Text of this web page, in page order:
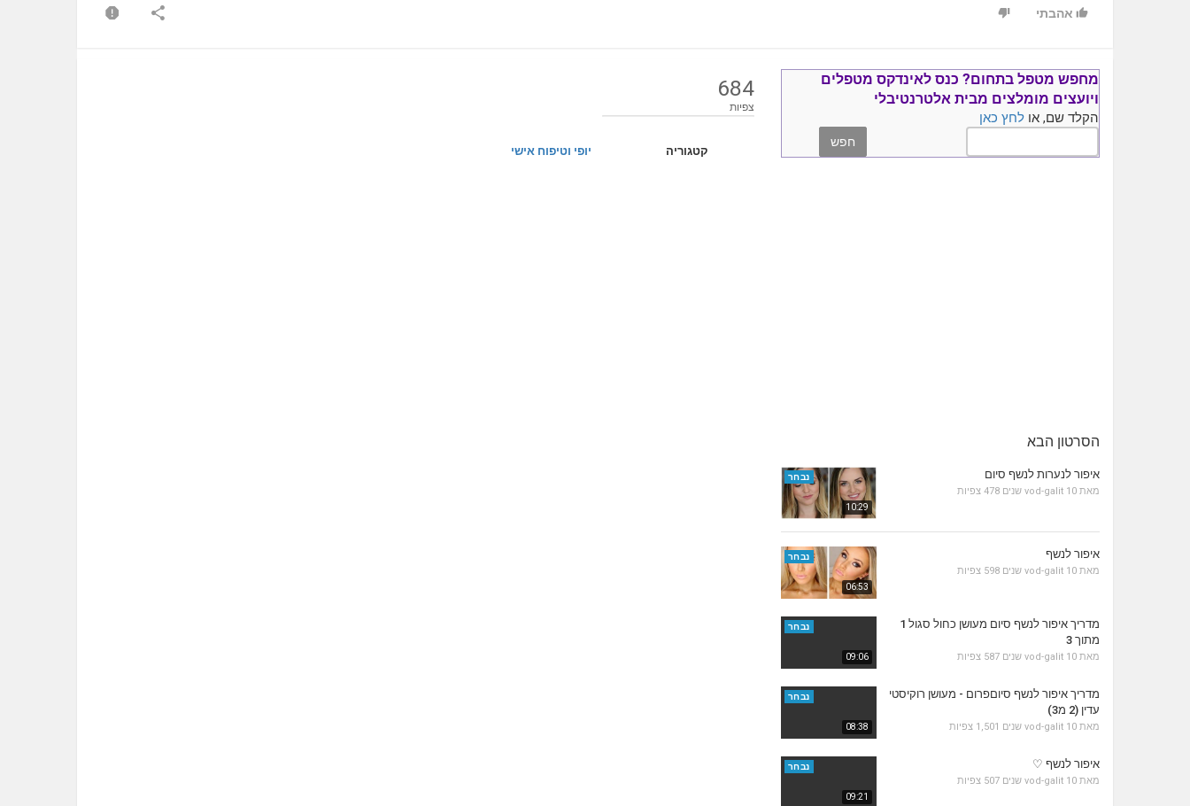
אהבתי
684
צפיות
קטגוריה יופי וטיפוח אישי
מחפש מטפל בתחום? כנס לאינדקס מטפלים
ויועצים מומלצים מבית אלטרנטיבלי
הקלד שם, או לחץ כאן
הסרטון הבא
10:29
נבחר איפור לנערות לנשף סיום
מאת vod-galit 10 שנים 478 צפיות
06:53
נבחר איפור לנשף
מאת vod-galit 10 שנים 598 צפיות
09:06
נבחר
מדריך איפור לנשף סיום מעושן כחול סגול 1
מתוך 3
מאת vod-galit 10 שנים 587 צפיות
08:38
נבחר
מדריך איפור לנשף סיוםפרום - מעושן רוקיסטי
עדין (2 מ3)
מאת vod-galit 10 שנים 1,501 צפיות
09:21
נבחר איפור לנשף ♡
מאת vod-galit 10 שנים 507 צפיות